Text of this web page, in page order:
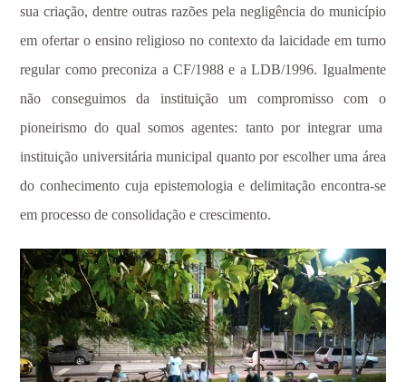
sua criação, dentre outras razões pela negligência do município
em ofertar o ensino religioso no contexto da laicidade em turno
regular como preconiza a CF/1988 e a LDB/1996. Igualmente
não conseguimos da instituição um compromisso com o
pioneirismo do qual somos agentes: tanto por integrar uma
instituição universitária municipal quanto por escolher uma área
do conhecimento cuja epistemologia e delimitação encontra-se
em processo de consolidação e crescimento.